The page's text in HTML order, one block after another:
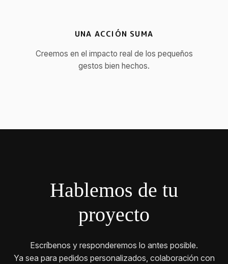
UNA ACCIÓN SUMA
Creemos en el impacto real de los pequeños
gestos bien hechos.
Hablemos de tu
proyecto
Escríbenos y responderemos lo antes posible.
Ya sea para pedidos personalizados, colaboración con